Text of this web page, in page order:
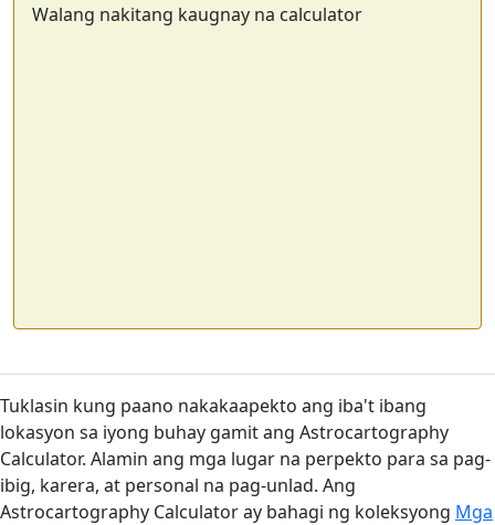
Walang nakitang kaugnay na calculator
Tuklasin kung paano nakakaapekto ang iba't ibang
lokasyon sa iyong buhay gamit ang Astrocartography
Calculator. Alamin ang mga lugar na perpekto para sa pag-
ibig, karera, at personal na pag-unlad. Ang
Astrocartography Calculator ay bahagi ng koleksyong Mga